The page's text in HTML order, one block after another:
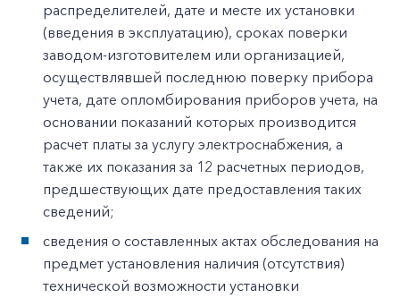
распределителей, дате и месте их установки
(введения в эксплуатацию), сроках поверки
заводом-изготовителем или организацией,
осуществлявшей последнюю поверку прибора
учета, дате опломбирования приборов учета, на
основании показаний которых производится
расчет платы за услугу электроснабжения, а
также их показания за 12 расчетных периодов,
предшествующих дате предоставления таких
сведений;
сведения о составленных актах обследования на
предмет установления наличия (отсутствия)
технической возможности установки